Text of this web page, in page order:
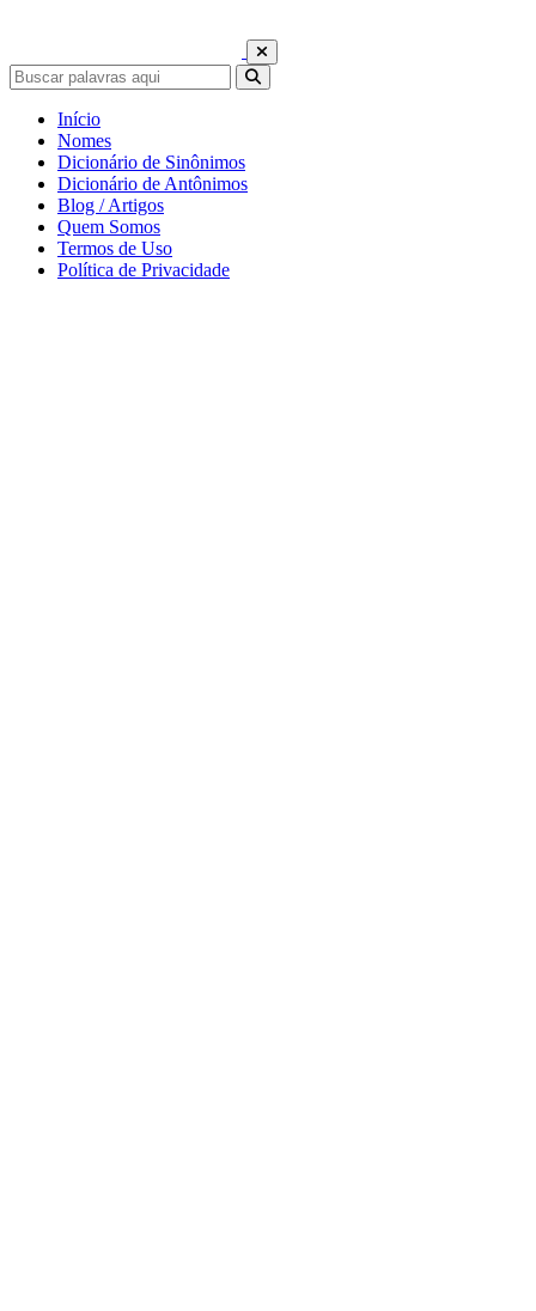
Início
Nomes
Dicionário de Sinônimos
Dicionário de Antônimos
Blog / Artigos
Quem Somos
Termos de Uso
Política de Privacidade